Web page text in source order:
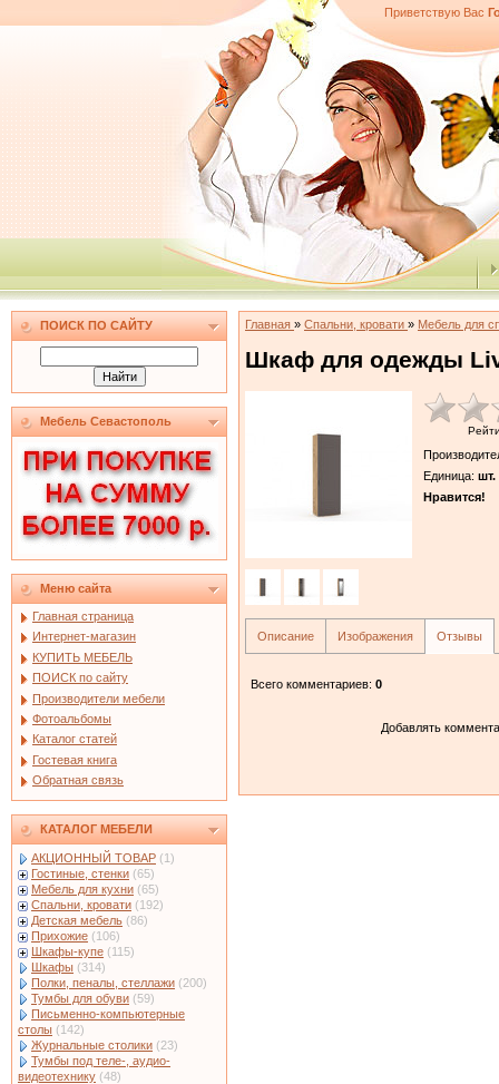
Приветствую Вас
ПОИСК ПО САЙТУ
Мебель Севастополь
Меню сайта
Главная страница
Интернет-магазин
КУПИТЬ МЕБЕЛЬ
ПОИСК по сайту
Производители мебели
Фотоальбомы
Каталог статей
Гостевая книга
Обратная связь
КАТАЛОГ МЕБЕЛИ
АКЦИОННЫЙ ТОВАР (1)
Гостиные, стенки (65)
Мебель для кухни (65)
Спальни, кровати (192)
Детская мебель (86)
Прихожие (106)
Шкафы-купе (115)
Шкафы (314)
Полки, пеналы, стеллажи (200)
Тумбы для обуви (59)
Письменно-компьютерные
столы (142)
Журнальные столики (23)
Тумбы под теле-, аудио-
видеотехнику (48)
Главная » Спальни, кровати » Мебель для
Шкаф для одежды
Единица: шт.
Нравится!
Описание Изображения Отзывы
Всего комментариев: 0
Добавлять